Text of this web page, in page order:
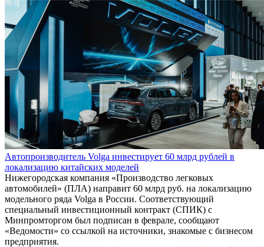
Автопроизводитель Volga инвестирует 60 млрд рублей в
локализацию китайских моделей
Нижегородская компания «Производство легковых
автомобилей» (ПЛА) направит 60 млрд руб. на локализацию
модельного ряда Volga в России. Соответствующий
специальный инвестиционный контракт (СПИК) с
Минпромторгом был подписан в феврале, сообщают
«Ведомости» со ссылкой на источники, знакомые с бизнесом
предприятия.